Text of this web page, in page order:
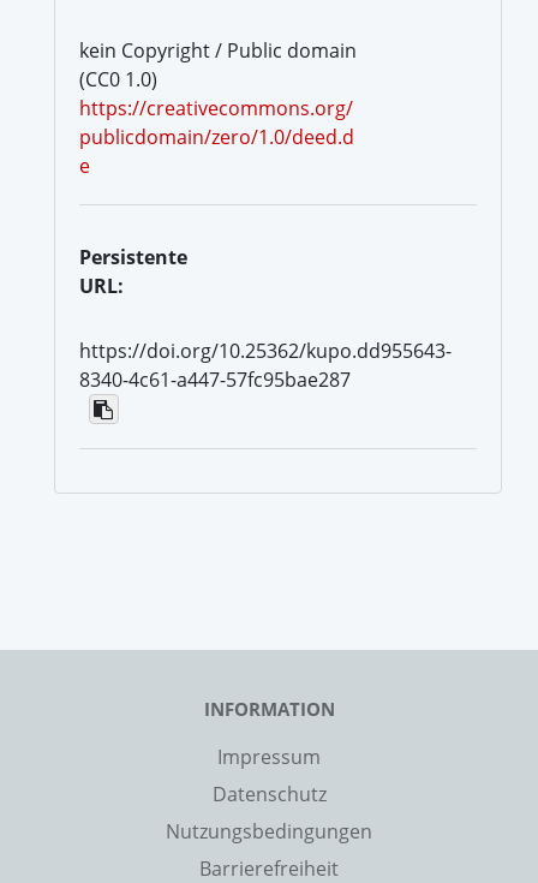
kein Copyright / Public domain
(CC0 1.0)
https://creativecommons.org/
publicdomain/zero/1.0/deed.d
e
Persistente
URL:
https://doi.org/10.25362/kupo.dd955643-
8340-4c61-a447-57fc95bae287
INFORMATION
Impressum
Datenschutz
Nutzungsbedingungen
Barrierefreiheit